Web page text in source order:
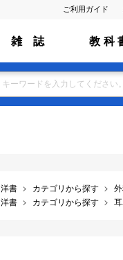
ご利用ガイド
雑 誌 教 科
洋書 カテゴリから探す
洋書 カテゴリから探す